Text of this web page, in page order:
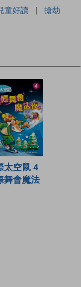
童好讀 | 搶劫
太空鼠 4
舞會魔法